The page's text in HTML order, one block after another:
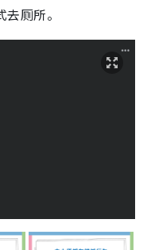
厕所。